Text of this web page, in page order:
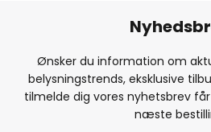
Ønsker du information om
belysningstrends, eksklusive
tilmelde dig vores nyhetsbrev
næste